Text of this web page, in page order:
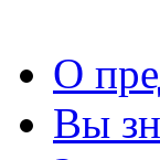
О
Вы